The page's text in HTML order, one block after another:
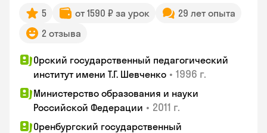
5 от 1590 ₽ за урок
29 лет опыта
2 отзыва
Орский государственный педагогический
институт имени Т.Г. Шевченко • 1996 г.
Министерство образования и науки
Российской Федерации • 2011 г.
Оренбургский государственный